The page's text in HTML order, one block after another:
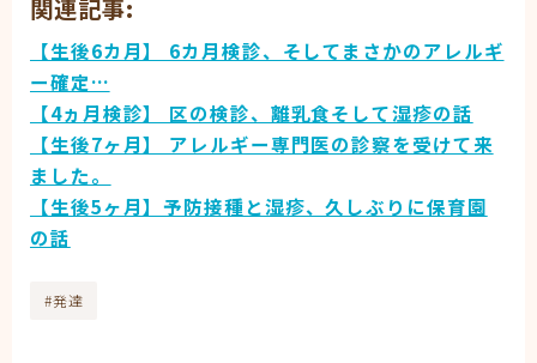
関連記事:
【生後6カ月】 6カ月検診、そしてまさかのアレルギ
ー確定…
【4ヵ月検診】 区の検診、離乳食そして湿疹の話
【生後7ヶ月】 アレルギー専門医の診察を受けて来
ました。
【生後5ヶ月】予防接種と湿疹、久しぶりに保育園
の話
#発達